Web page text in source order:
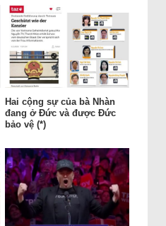
Hai cộng sự của bà Nhàn
đang ở Đức và được Đức
bảo vệ (*)